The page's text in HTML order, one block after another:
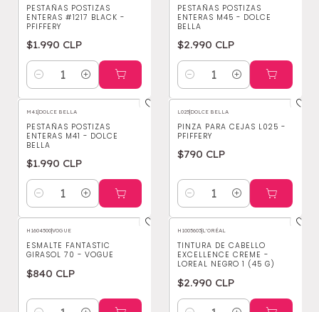
PESTAÑAS POSTIZAS
ENTERAS #1217 BLACK -
PFIFFERY
$1.990 CLP
Cantidad
PESTAÑAS POSTIZAS
ENTERAS M45 - DOLCE
BELLA
$2.990 CLP
Cantidad
M41|DOLCE BELLA
PESTAÑAS POSTIZAS
ENTERAS M41 - DOLCE
BELLA
$1.990 CLP
Cantidad
L025|DOLCE BELLA
PINZA PARA CEJAS L025 -
PFIFFERY
$790 CLP
Cantidad
H1604500|VOGUE
ESMALTE FANTASTIC
GIRASOL 70 - VOGUE
$840 CLP
H1005603|L'ORÉAL
TINTURA DE CABELLO
EXCELLENCE CREME -
LOREAL NEGRO 1 (45 G)
$2.990 CLP